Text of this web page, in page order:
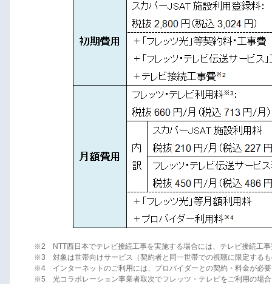
※2 NTT西日本でテレビ接続工事を実施する場合には、テレビ接続工事
※3 対象は世帯向けサービス（契約者と同一世帯での視聴に限定する
※4 インターネットのご利用には、プロバイダーとの契約・料金が必
※5 光コラボレーション事業者取次でフレッツ・テレビをご利用の場